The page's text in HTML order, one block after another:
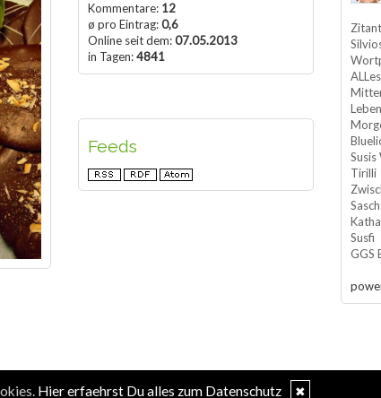
Kommentare: 12
ø pro Eintrag:0,6
Online seit dem:07.05.2013
in Tagen:4841
Feeds
Tirilli
Susfi
GGS
Hier erfaehrst Du alles zum Datenschutz ✖